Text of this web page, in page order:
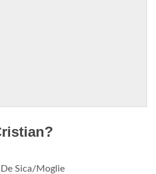
Sica/Moglie